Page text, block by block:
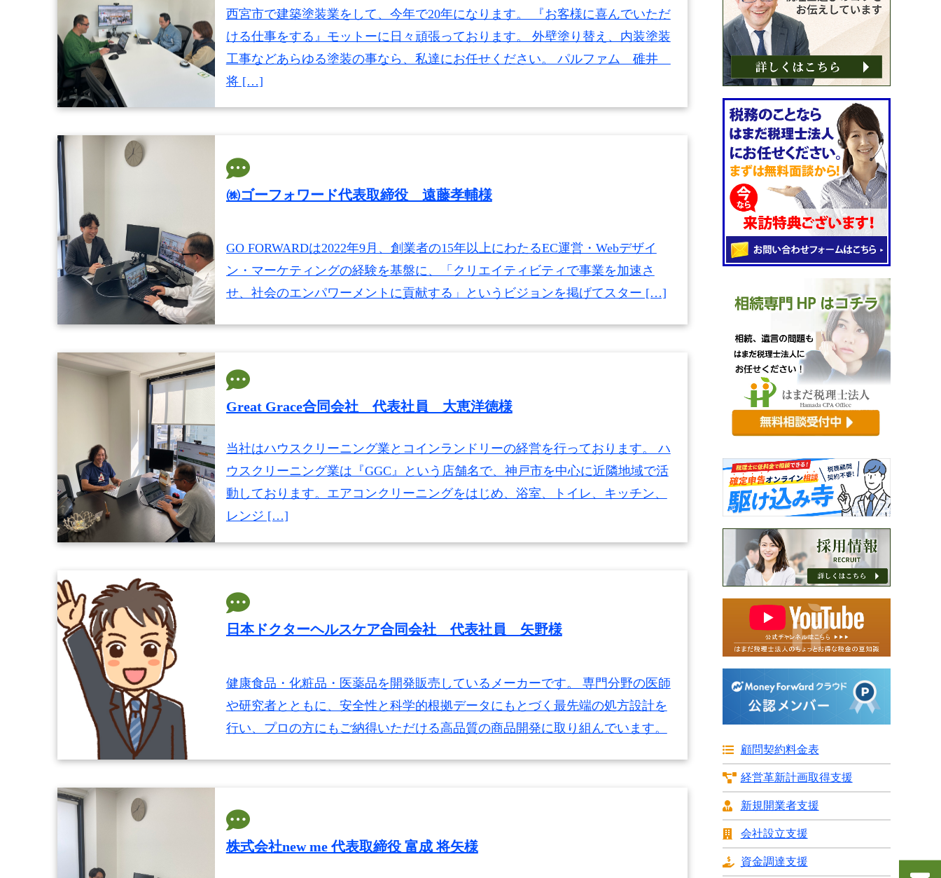
西宮市で建築塗装業をして、今年で20年になります。 『お客様に喜んでいただ
ける仕事をする』モットーに日々頑張っております。 外壁塗り替え、内装塗装
工事などあらゆる塗装の事なら、私達にお任せください。 パルファム 碓井
将 […]
㈱ゴーフォワード代表取締役 遠藤孝輔様
GO FORWARDは2022年9月、創業者の15年以上にわたるEC運営・Webデザイ
ン・マーケティングの経験を基盤に、「クリエイティビティで事業を加速さ
せ、社会のエンパワーメントに貢献する」というビジョンを掲げてスター […]
Great Grace合同会社 代表社員 大恵洋徳様
当社はハウスクリーニング業とコインランドリーの経営を行っております。 ハ
ウスクリーニング業は『GGC』という店舗名で、神戸市を中心に近隣地域で活
動しております。エアコンクリーニングをはじめ、浴室、トイレ、キッチン、
レンジ […]
日本ドクターヘルスケア合同会社 代表社員 矢野様
健康食品・化粧品・医薬品を開発販売しているメーカーです。 専門分野の医師
や研究者とともに、安全性と科学的根拠データにもとづく最先端の処方設計を
行い、プロの方にもご納得いただける高品質の商品開発に取り組んでいます。
株式会社new me 代表取締役 富成 将矢様
顧問契約料金表
経営革新計画取得支援
新規開業者支援
会社設立支援
資金調達支援